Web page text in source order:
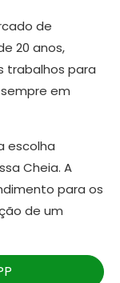
de
20 anos,
trabalhos para
em
escolha
Cheia. A
para os
de um